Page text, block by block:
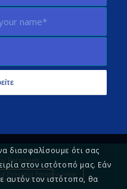
Parosweb
Στοιχεία Επικοινωνίας
τη γνώμη σας!
διασφαλίσουμε ότι σας
στον ιστότοπό μας. Εάν
αυτόν τον ιστότοπο, θα